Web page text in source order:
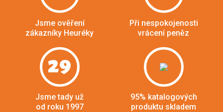
Jsme ověření
zákazníky Heuréky
Při nespokojenosti
vrácení peněz
29
Jsme tady už
od roku 1997
95% katalogových
produktu skladem